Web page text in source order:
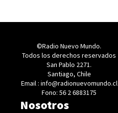
©Radio Nuevo Mundo.
Todos los derechos reservados
San Pablo 2271.
Santiago, Chile
Email : info@radionuevomundo.cl
Fono: 56 2 6883175
Nosotros